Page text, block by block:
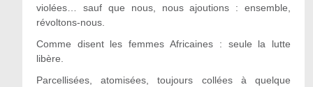
violées… sauf que nous, nous ajoutions : ensemble,
révoltons-nous.
Comme disent les femmes Africaines : seule la lutte
libère.
Parcellisées, atomisées, toujours collées à quelque